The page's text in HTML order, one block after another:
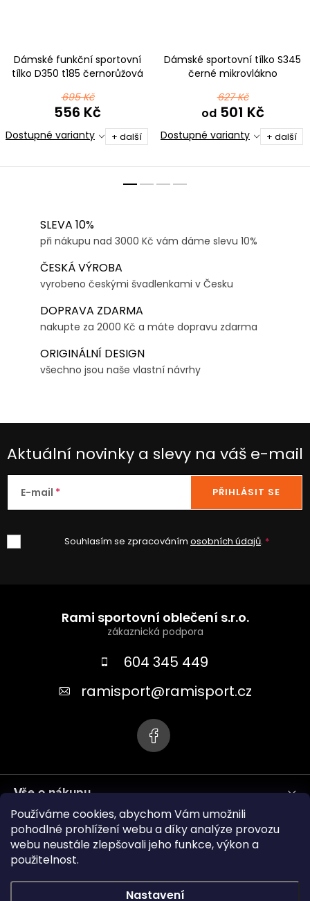
Používáme cookies, abychom Vám umožnili
pohodlné prohlížení webu a díky analýze provozu
webu neustále zlepšovali jeho funkce, výkon a
použitelnost.
Nastavení
Dámské funkční sportovní
tílko D350 t185 černorůžová
695 Kč
556 Kč
Dostupné varianty + další
Dámské sportovní tílko S345
černé mikrovlákno
627 Kč
od501 Kč
Dostupné varianty + další
SLEVA 10%
při nákupu nad 3000 Kč vám dáme slevu 10%
ČESKÁ VÝROBA
vyrobeno českými švadlenkami v Česku
DOPRAVA ZDARMA
nakupte za 2000 Kč a máte dopravu zdarma
ORIGINÁLNÍ DESIGN
všechno jsou naše vlastní návrhy
Aktuální novinky a slevy na váš e-mail
E-mail
Souhlasím se zpracováním osobních údajů.
PŘIHLÁSIT SE
Rami sportovní oblečení s.r.o.
604 345 449
ramisport@ramisport.cz
Vše o nákupu
Informace pro vás